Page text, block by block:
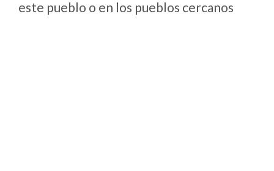
este pueblo o en los pueblos cercanos